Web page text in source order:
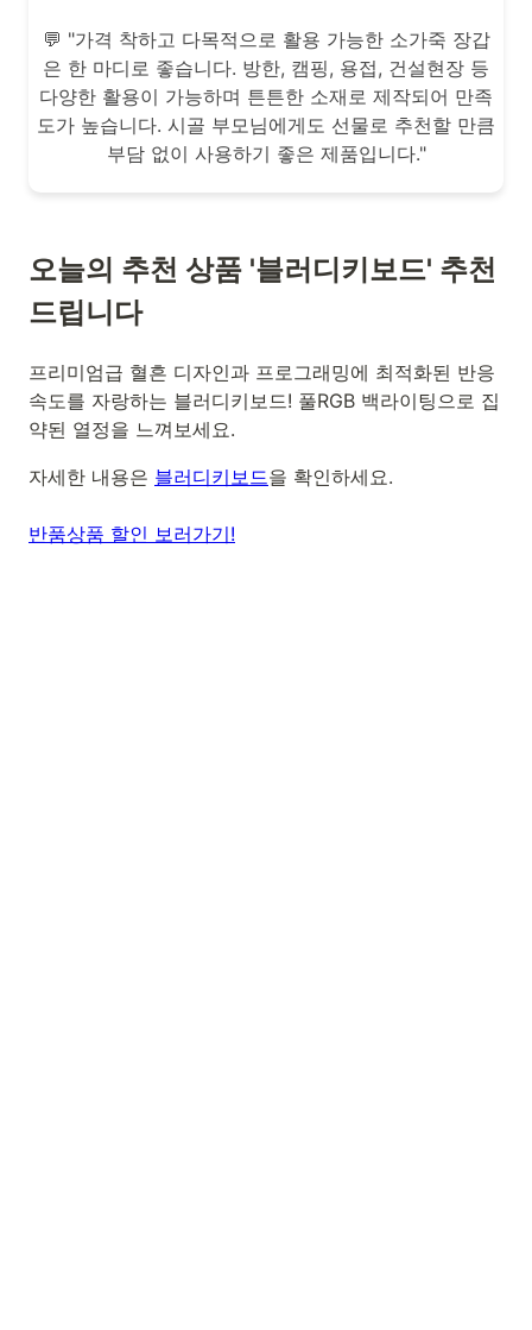
💬 "가격 착하고 다목적으로 활용 가능한 소가죽 장갑
은 한 마디로 좋습니다. 방한, 캠핑, 용접, 건설현장 등
다양한 활용이 가능하며 튼튼한 소재로 제작되어 만족
도가 높습니다. 시골 부모님에게도 선물로 추천할 만큼
부담 없이 사용하기 좋은 제품입니다."
오늘의 추천 상품 '블러디키보드' 추천
드립니다
프리미엄급 혈흔 디자인과 프로그래밍에 최적화된 반응
속도를 자랑하는 블러디키보드! 풀RGB 백라이팅으로 집
약된 열정을 느껴보세요.
자세한 내용은 블러디키보드을 확인하세요.
반품상품 할인 보러가기!